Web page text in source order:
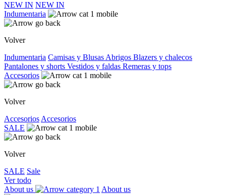
NEW IN NEW IN
Indumentaria
Volver
Indumentaria Camisas y Blusas Abrigos Blazers y chalecos
Pantalones y shorts Vestidos y faldas Remeras y tops
Accesorios
Volver
Accesorios Accesorios
SALE
Volver
SALE Sale
Ver todo
About us
About us